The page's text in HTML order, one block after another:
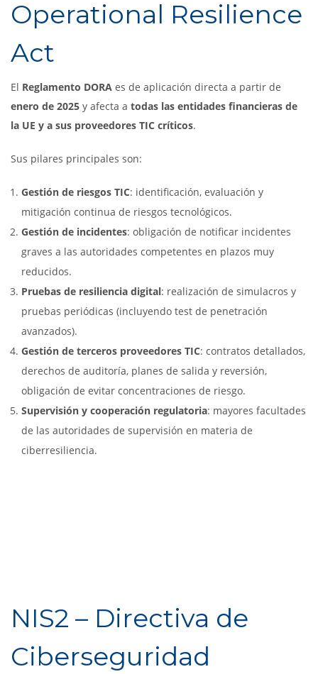
Operational Resilience
Act
El Reglamento DORA es de aplicación directa a partir de
enero de 2025 y afecta a todas las entidades financieras de
la UE y a sus proveedores TIC críticos.
Sus pilares principales son:
Gestión de riesgos TIC: identificación, evaluación y
mitigación continua de riesgos tecnológicos.
Gestión de incidentes: obligación de notificar incidentes
graves a las autoridades competentes en plazos muy
reducidos.
Pruebas de resiliencia digital: realización de simulacros y
pruebas periódicas (incluyendo test de penetración
avanzados).
Gestión de terceros proveedores TIC: contratos detallados,
derechos de auditoría, planes de salida y reversión,
obligación de evitar concentraciones de riesgo.
Supervisión y cooperación regulatoria: mayores facultades
de las autoridades de supervisión en materia de
ciberresiliencia.
NIS2 – Directiva de
Ciberseguridad